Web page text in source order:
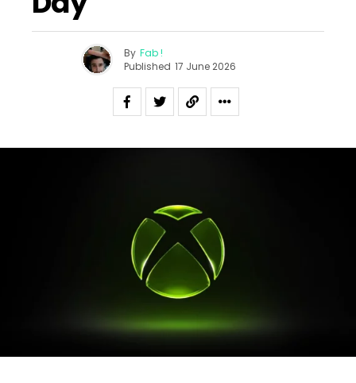
By Fab !
Published 17 June 2026